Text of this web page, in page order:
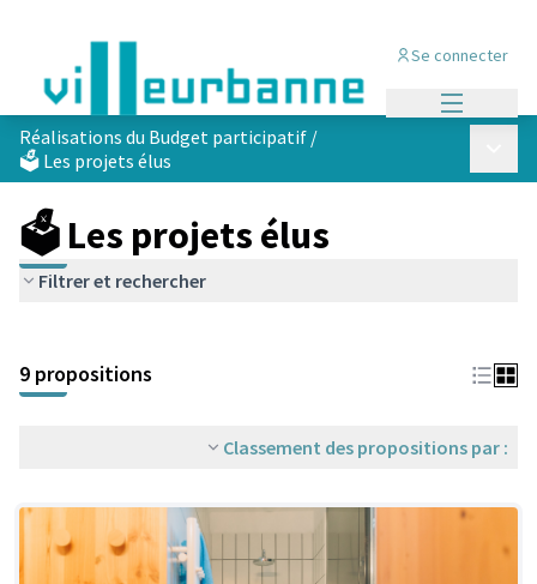
Se connecter
Réalisations du Budget participatif /
🗳️ Les projets élus
🗳️ Les projets élus
Filtrer et rechercher
+
−
9 propositions
Classement des propositions par :